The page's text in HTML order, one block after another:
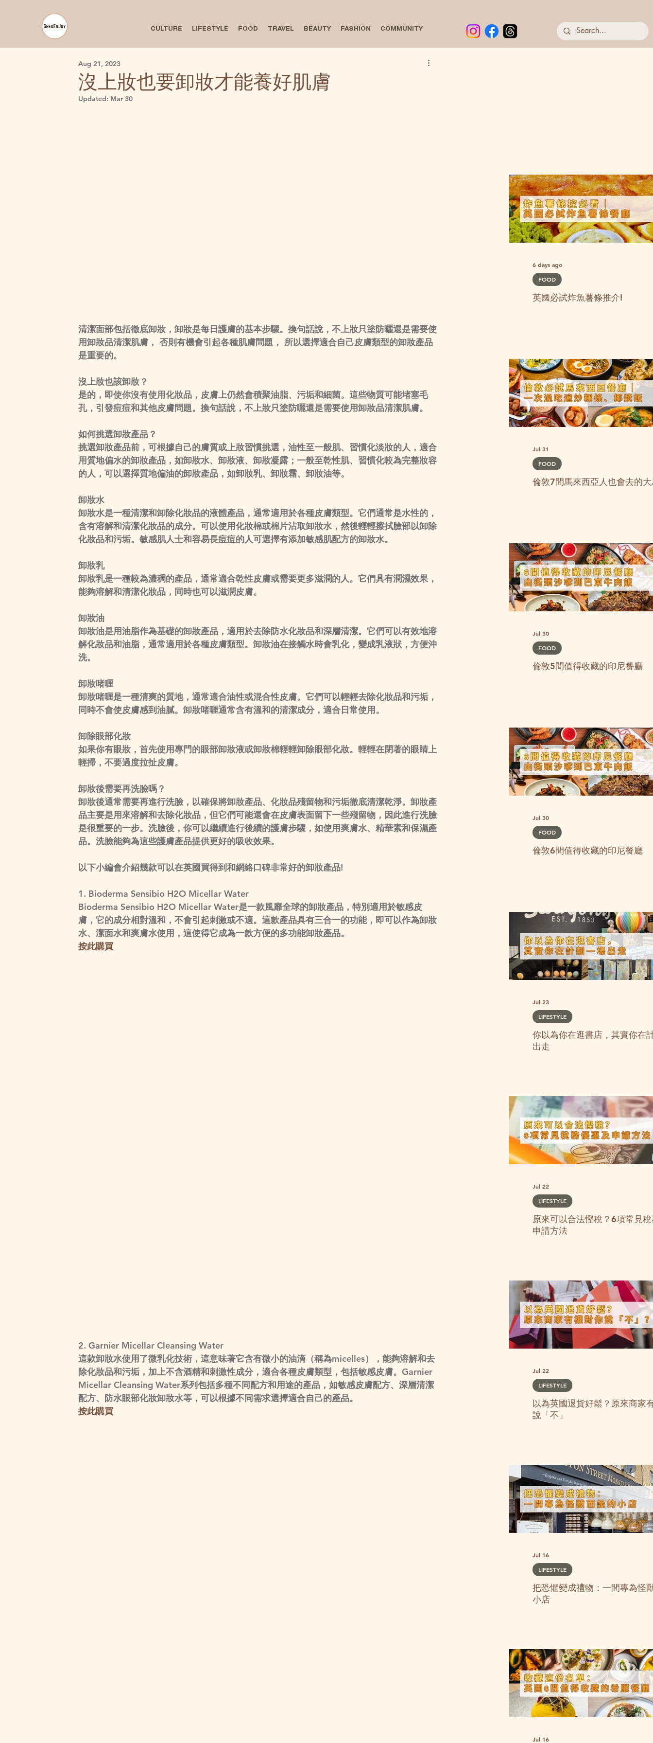
CULTURE LIFESTYLE FOOD TRAVEL BEAUTY FASHION COMMUNITY
沒上妝也要卸妝才能養好肌膚
Aug 21, 2023
Updated: Mar 30
清潔面部包括徹底卸妝，卸妝是每日護膚的基本步驟。換句話說，不上妝只塗防曬還是需要使
用卸妝品清潔肌膚， 否則有機會引起各種肌膚問題， 所以選擇適合自己皮膚類型的卸妝產品
是重要的。
沒上妝也該卸妝？
是的，即使你沒有使用化妝品，皮膚上仍然會積聚油脂、污垢和細菌。這些物質可能堵塞毛
孔，引發痘痘和其他皮膚問題。換句話說，不上妝只塗防曬還是需要使用卸妝品清潔肌膚。
如何挑選卸妝產品？
挑選卸妝產品前，可根據自己的膚質或上妝習慣挑選，油性至一般肌、習慣化淡妝的人，適合
用質地偏水的卸妝產品，如卸妝水、卸妝液、卸妝凝露；一般至乾性肌、習慣化較為完整妝容
的人，可以選擇質地偏油的卸妝產品，如卸妝乳、卸妝霜、卸妝油等。
卸妝水
卸妝水是一種清潔和卸除化妝品的液體產品，通常適用於各種皮膚類型。它們通常是水性的，
含有溶解和清潔化妝品的成分。可以使用化妝棉或棉片沾取卸妝水，然後輕輕擦拭臉部以卸除
化妝品和污垢。敏感肌人士和容易長痘痘的人可選擇有添加敏感肌配方的卸妝水。
卸妝乳
卸妝乳是一種較為濃稠的產品，通常適合乾性皮膚或需要更多滋潤的人。它們具有潤濕效果，
能夠溶解和清潔化妝品，同時也可以滋潤皮膚。
卸妝油
卸妝油是用油脂作為基礎的卸妝產品，適用於去除防水化妝品和深層清潔。它們可以有效地溶
解化妝品和油脂，通常適用於各種皮膚類型。卸妝油在接觸水時會乳化，變成乳液狀，方便沖
洗。
卸妝啫喱
卸妝啫喱是一種清爽的質地，通常適合油性或混合性皮膚。它們可以輕輕去除化妝品和污垢，
同時不會使皮膚感到油膩。卸妝啫喱通常含有溫和的清潔成分，適合日常使用。
卸除眼部化妝
如果你有眼妝，首先使用專門的眼部卸妝液或卸妝棉輕輕卸除眼部化妝。輕輕在閉著的眼睛上
輕掃，不要過度拉扯皮膚。
卸妝後需要再洗臉嗎？
卸妝後通常需要再進行洗臉，以確保將卸妝產品、化妝品殘留物和污垢徹底清潔乾淨。卸妝產
品主要是用來溶解和去除化妝品，但它們可能還會在皮膚表面留下一些殘留物，因此進行洗臉
是很重要的一步。洗臉後，你可以繼續進行後續的護膚步驟，如使用爽膚水、精華素和保濕產
品。洗臉能夠為這些護膚產品提供更好的吸收效果。
以下小編會介紹幾款可以在英國買得到和網絡口碑非常好的卸妝產品!
1. Bioderma Sensibio H2O Micellar Water
Bioderma Sensibio H2O Micellar Water是一款風靡全球的卸妝產品，特別適用於敏感皮
膚，它的成分相對溫和，不會引起刺激或不適。這款產品具有三合一的功能，即可以作為卸妝
水、潔面水和爽膚水使用，這使得它成為一款方便的多功能卸妝產品。
按此購買
2. Garnier Micellar Cleansing Water
這款卸妝水使用了微乳化技術，這意味著它含有微小的油滴（稱為micelles），能夠溶解和去
除化妝品和污垢，加上不含酒精和刺激性成分，適合各種皮膚類型，包括敏感皮膚。Garnier
Micellar Cleansing Water系列包括多種不同配方和用途的產品，如敏感皮膚配方、深層清潔
配方、防水眼部化妝卸妝水等，可以根據不同需求選擇適合自己的產品。
按此購買
英國必試炸魚薯條推介!
FOOD
6 days ago
倫敦7間馬來西亞人也會去的
FOOD
Jul 31
倫敦5間值得收藏的印尼餐廳
FOOD
Jul 30
倫敦6間值得收藏的印尼餐廳
FOOD
Jul 30
你以為你在逛書店，其實你在
出走
LIFESTYLE
Jul 23
原來可以合法慳稅？6項常見
申請方法
LIFESTYLE
Jul 22
以為英國退貨好鬆？原來商家
說「不」
LIFESTYLE
Jul 22
把恐懼變成禮物：一間專為怪
小店
LIFESTYLE
Jul 16
Jul 16